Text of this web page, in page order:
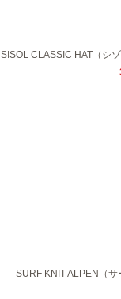
SISOL CLASSIC HAT（シ
SURF KNIT ALPEN（